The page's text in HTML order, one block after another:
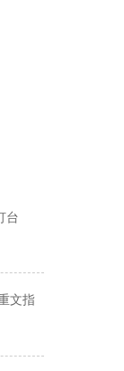
台
文指